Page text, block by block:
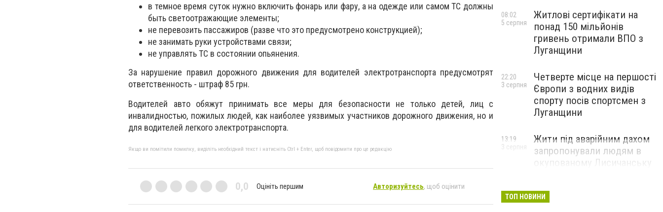
в темное время суток нужно включить фонарь или фару, а на одежде или самом ТС должны
быть светоотражающие элементы;
не перевозить пассажиров (разве что это предусмотрено конструкцией);
не занимать руки устройствами связи;
не управлять ТС в состоянии опьянения.
За нарушение правил дорожного движения для водителей электротранспорта предусмотрят
ответственность - штраф 85 грн.
Водителей авто обяжут принимать все меры для безопасности не только детей, лиц с
инвалидностью, пожилых людей, как наиболее уязвимых участников дорожного движения, но и
для водителей легкого электротранспорта.
Якщо ви помітили помилку, виділіть необхідний текст і натисніть Ctrl + Enter, щоб повідомити про це редакцію
0,0 Оцініть першим Авторизуйтесь, щоб оцінити
Житлові сертифікати на
понад 150 мільйонів
гривень отримали ВПО з
Луганщини
08:02
5 серпня
Четверте місце на першості
Європи з водних видів
спорту посів спортсмен з
Луганщини
22:20
3 серпня
Жити під аварійним дахом
запропонували людям в
окупованому Лисичанську
13:19
3 серпня
ТОП НОВИНИ